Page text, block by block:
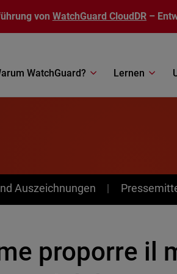
von WatchGuard CloudDR –
WatchGuard? Lernen
Auszeichnungen
proporre il